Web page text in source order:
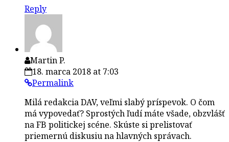
Reply
Martin P.
18. marca 2018 at 7:03
Permalink
Milá redakcia DAV, veľmi slabý príspevok. O čom
má vypovedať? Sprostých ľudí máte všade, obzvlášť
na FB politickej scéne. Skúste si prelistovať
priemernú diskusiu na hlavných správach.